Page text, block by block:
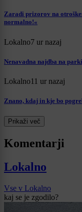
Zaradi prizorov na
normalno!«
Lokalno7 ur nazaj
Nenavadna najdba na
Lokalno11 ur nazaj
Znano, kdaj in kje bo
Prikaži več
Komentarji
Lokalno
Vse v Lokalno
kaj se je zgodilo?